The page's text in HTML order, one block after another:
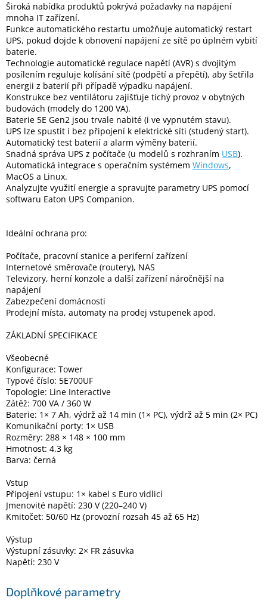
TONERY
A
CARTRIDGE
OEM
Sestavy
počítačů
Inpraise
Kamerové
systémy
MILESIGHT
Doprodej
Přihlášení
Široká nabídka produktů pokrývá požadavky na napájení
mnoha IT zařízení.
Funkce automatického restartu umožňuje automatický restart
UPS, pokud dojde k obnovení napájení ze sítě po úplném vybití
baterie.
Technologie automatické regulace napětí (AVR) s dvojitým
posílením reguluje kolísání sítě (podpětí a přepětí), aby šetřila
energii z baterií při případě výpadku napájení.
Konstrukce bez ventilátoru zajišťuje tichý provoz v obytných
budovách (modely do 1200 VA).
Baterie 5E Gen2 jsou trvale nabité (i ve vypnutém stavu).
UPS lze spustit i bez připojení k elektrické síti (studený start).
Automatický test baterií a alarm výměny baterií.
Snadná správa UPS z počítače (u modelů s rozhraním USB).
Automatická integrace s operačním systémem Windows,
MacOS a Linux.
Analyzujte využití energie a spravujte parametry UPS pomocí
softwaru Eaton UPS Companion.
Ideální ochrana pro:
Počítače, pracovní stanice a periferní zařízení
Internetové směrovače (routery), NAS
Televizory, herní konzole a další zařízení náročnější na
napájení
Zabezpečení domácnosti
Prodejní místa, automaty na prodej vstupenek apod.
ZÁKLADNÍ SPECIFIKACE
Všeobecné
Konfigurace: Tower
Typové číslo: 5E700UF
Topologie: Line Interactive
Zátěž: 700 VA / 360 W
Baterie: 1× 7 Ah, výdrž až 14 min (1× PC), výdrž až 5 min (2× PC)
Komunikační porty: 1× USB
Rozměry: 288 × 148 × 100 mm
Hmotnost: 4,3 kg
Barva: černá
Vstup
Připojení vstupu: 1× kabel s Euro vidlicí
Jmenovité napětí: 230 V (220–240 V)
Kmitočet: 50/60 Hz (provozní rozsah 45 až 65 Hz)
Výstup
Výstupní zásuvky: 2× FR zásuvka
Napětí: 230 V
Doplňkové parametry